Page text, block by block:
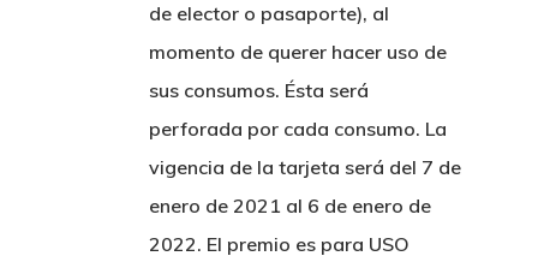
de elector o pasaporte), al
momento de querer hacer uso de
sus consumos. Ésta será
perforada por cada consumo. La
vigencia de la tarjeta será del 7 de
enero de 2021 al 6 de enero de
2022. El premio es para USO
¡Trabaja Con
Nosotros!
Convenios
Contacto